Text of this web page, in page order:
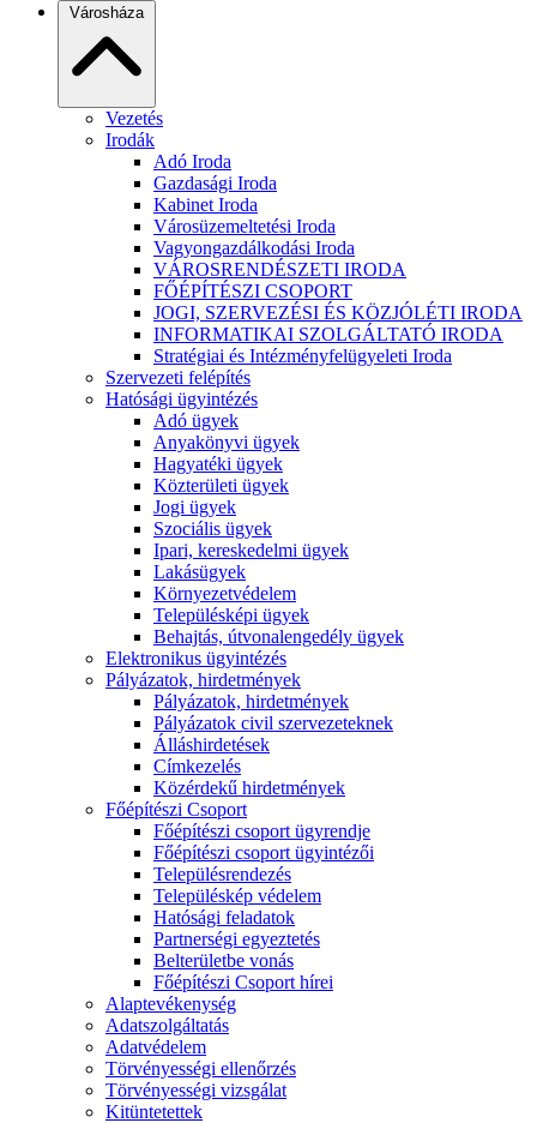
Városháza
Vezetés
Irodák
Adó Iroda
Gazdasági Iroda
Kabinet Iroda
Városüzemeltetési Iroda
Vagyongazdálkodási Iroda
VÁROSRENDÉSZETI IRODA
FŐÉPÍTÉSZI CSOPORT
JOGI, SZERVEZÉSI ÉS KÖZJÓLÉTI IRODA
INFORMATIKAI SZOLGÁLTATÓ IRODA
Stratégiai és Intézményfelügyeleti Iroda
Szervezeti felépítés
Hatósági ügyintézés
Adó ügyek
Anyakönyvi ügyek
Hagyatéki ügyek
Közterületi ügyek
Jogi ügyek
Szociális ügyek
Ipari, kereskedelmi ügyek
Lakásügyek
Környezetvédelem
Településképi ügyek
Behajtás, útvonalengedély ügyek
Elektronikus ügyintézés
Pályázatok, hirdetmények
Pályázatok, hirdetmények
Pályázatok civil szervezeteknek
Álláshirdetések
Címkezelés
Közérdekű hirdetmények
Főépítészi Csoport
Főépítészi csoport ügyrendje
Főépítészi csoport ügyintézői
Településrendezés
Településkép védelem
Hatósági feladatok
Partnerségi egyeztetés
Belterületbe vonás
Főépítészi Csoport hírei
Alaptevékenység
Adatszolgáltatás
Adatvédelem
Törvényességi ellenőrzés
Törvényességi vizsgálat
Kitüntetettek